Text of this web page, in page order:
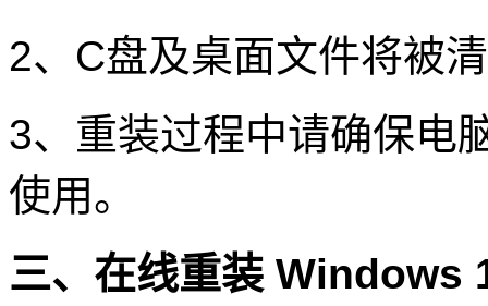
2、C盘及桌面文件将被
3、重装过程中请确保电
使用。
三、在线重装 Windows